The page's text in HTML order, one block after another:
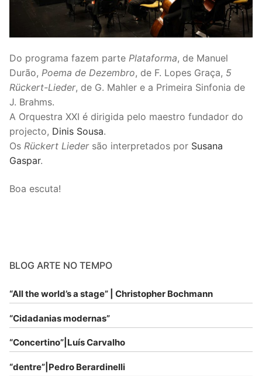
Do programa fazem parte Plataforma, de Manuel
Durão, Poema de Dezembro, de F. Lopes Graça, 5
Rückert-Lieder, de G. Mahler e a Primeira Sinfonia de
J. Brahms.
A Orquestra XXI é dirigida pelo maestro fundador do
projecto, Dinis Sousa.
Os Rückert Liedersão interpretados por Susana
Gaspar.
Boa escuta!
BLOG ARTE NO TEMPO
“All the world’s a stage” | Christopher Bochmann
“Cidadanias modernas”
“Concertino”|Luís Carvalho
“dentre”|Pedro Berardinelli